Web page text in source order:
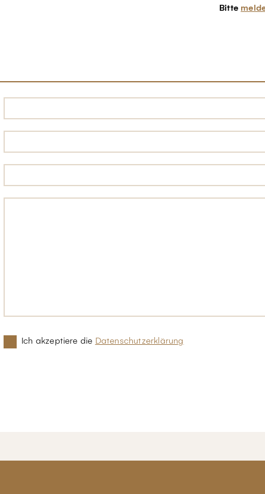
Bitte
Ich akzeptiere die Datenschutzerklärung